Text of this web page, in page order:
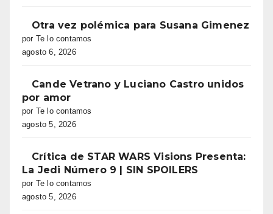
Otra vez polémica para Susana Gimenez
por Te lo contamos
agosto 6, 2026
Cande Vetrano y Luciano Castro unidos
por amor
por Te lo contamos
agosto 5, 2026
Crítica de STAR WARS Visions Presenta:
La Jedi Número 9 | SIN SPOILERS
por Te lo contamos
agosto 5, 2026